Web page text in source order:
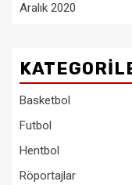
Aralık 2020
Basketbol
Futbol
Hentbol
Röportajlar